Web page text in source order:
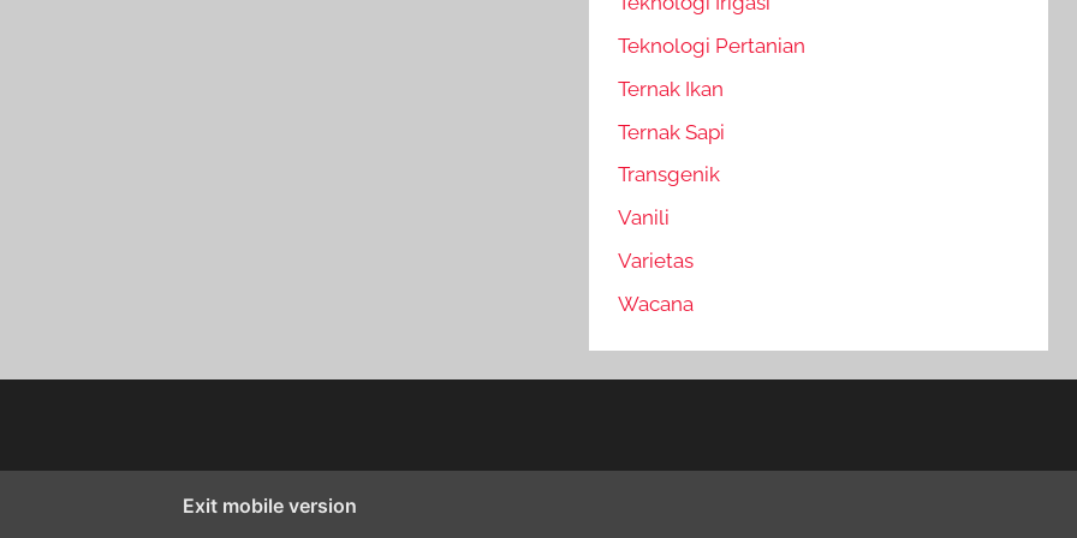
Teknologi Pertanian
Ternak Ikan
Ternak Sapi
Transgenik
Vanili
Varietas
Wacana
Exit mobile version